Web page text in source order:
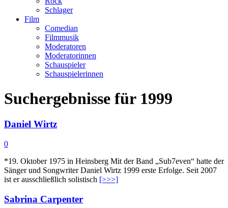
Schlager
Film
Comedian
Filmmusik
Moderatoren
Moderatorinnen
Schauspieler
Schauspielerinnen
Suchergebnisse für 1999
Daniel Wirtz
0
*19. Oktober 1975 in Heinsberg Mit der Band „Sub7even“ hatte der
Sänger und Songwriter Daniel Wirtz 1999 erste Erfolge. Seit 2007
ist er ausschließlich solistisch [>>>]
Sabrina Carpenter